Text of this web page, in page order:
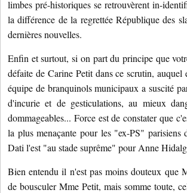
limbes pré-historiques se retrouvèrent in-
la différence de la regrettée République des
dernières nouvelles.
Enfin et surtout, si on part du principe que
défaite de Carine Petit dans ce scrutin,
équipe de branquinols municipaux a suscité
d'incurie et de gesticulations, au mieux
dommageables... Force est de constater que
la plus menaçante pour les "ex-PS"
Dati l'est "au stade suprême" pour Anne
Bien entendu il n'est pas moins douteux que
de bousculer Mme Petit, mais somme toute,